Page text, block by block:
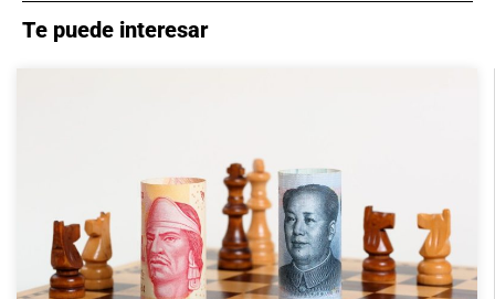
Te puede interesar